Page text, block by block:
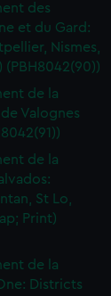
des
et du Gard:
Nismes,
(PBH8042(90))
de la
Valognes
de la
St Lo,
Print)
de la
Districts